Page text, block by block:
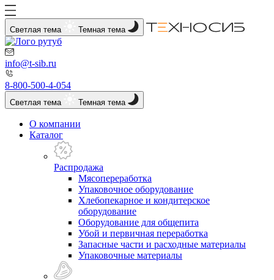
Светлая тема Темная тема
info@t-sib.ru
8-800-500-4-054
Светлая тема Темная тема
О компании
Каталог
Распродажа
Мясопереработка
Упаковочное оборудование
Хлебопекарное и кондитерское
оборудование
Оборудование для общепита
Убой и первичная переработка
Запасные части и расходные материалы
Упаковочные материалы